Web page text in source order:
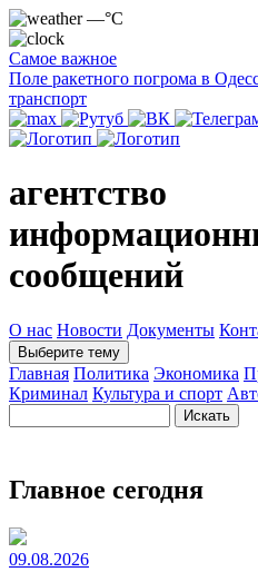
—°C
Самое важное
Поле ракетного погрома в
транспорт
агентство
сообщений
О нас Новости Документы
Выберите тему
Главная Политика Экономика
Криминал Культура и спорт
Главное сегодня
09.08.2026